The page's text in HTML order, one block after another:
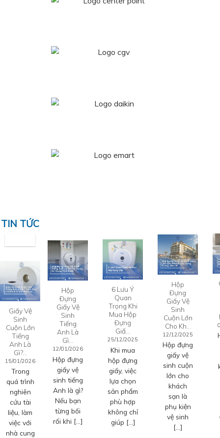
TIN TỨC
Giấy Vệ
Sinh
Cuộn Lớn
Tiếng
Anh Là
Gì?…
15/01/2026
Trong
quá trình
nghiên
cứu tài
liệu, làm
việc với
nhà cung
Hộp
Đựng
Giấy Vệ
Sinh
Tiếng
Anh Là
Gì…
12/01/2026
Hộp đựng
giấy vệ
sinh tiếng
Anh là gì?
Nếu bạn
từng bối
rối khi […]
6 Lưu Ý
Quan
Trọng Khi
Mua Hộp
Đựng
Giấ…
25/12/2025
Khi mua
hộp đựng
giấy, việc
lựa chọn
sản phẩm
phù hợp
không chỉ
giúp […]
Hộp
Đựng
Giấy Vệ
Sinh
Cuộn Lớn
Cho Kh…
12/12/2025
Hộp đựng
giấy vệ
sinh cuộn
lớn cho
khách
sạn là
phụ kiện
vệ sinh
[…]